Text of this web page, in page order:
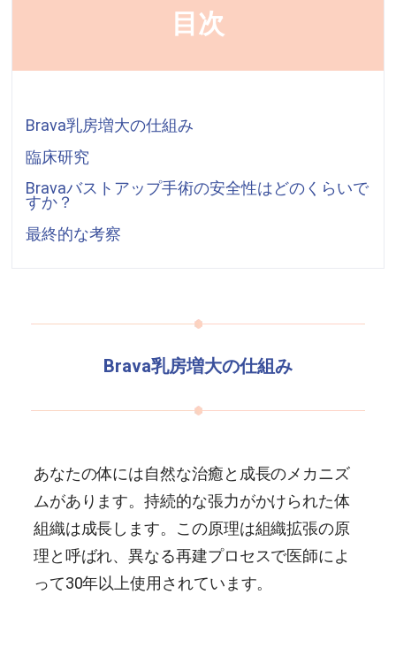
目次
Brava乳房増大の仕組み
臨床研究
Bravaバストアップ手術の安全性はどのくらいで
すか？
最終的な考察
Brava乳房増大の仕組み
あなたの体には自然な治癒と成長のメカニズ
ムがあります。持続的な張力がかけられた体
組織は成長します。この原理は組織拡張の原
理と呼ばれ、異なる再建プロセスで医師によ
って30年以上使用されています。